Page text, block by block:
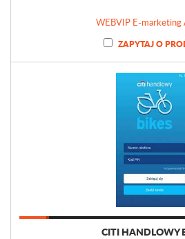
WEBVIP E-marketing
ZAPYTAJ O
CITI HANDLOWY